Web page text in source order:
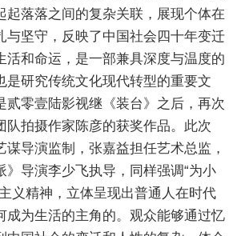
起落落之间的复杂关联，展现个体在
与坚守，反映了中国社会四十年变迁
活和命运，是一部兼具深度与温度的
是研究传统文化现代转型的重要文
贰零壹陆影视继《装台》之后，再次
队拍摄作家陈彦的获奖作品。此次
谋导演监制，张嘉益担任艺术总监，
》导演李少飞执导，同样强调“为小
义精神，立体呈现出普通人在时代
成为生活的主角的。观众能够通过忆